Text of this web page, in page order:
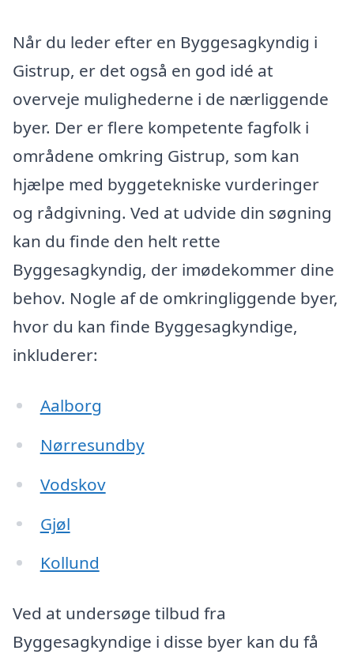
Når du leder efter en Byggesagkyndig i
Gistrup, er det også en god idé at
overveje mulighederne i de nærliggende
byer. Der er flere kompetente fagfolk i
områdene omkring Gistrup, som kan
hjælpe med byggetekniske vurderinger
og rådgivning. Ved at udvide din søgning
kan du finde den helt rette
Byggesagkyndig, der imødekommer dine
behov. Nogle af de omkringliggende byer,
hvor du kan finde Byggesagkyndige,
inkluderer:
Aalborg
Nørresundby
Vodskov
Gjøl
Kollund
Ved at undersøge tilbud fra
Byggesagkyndige i disse byer kan du få